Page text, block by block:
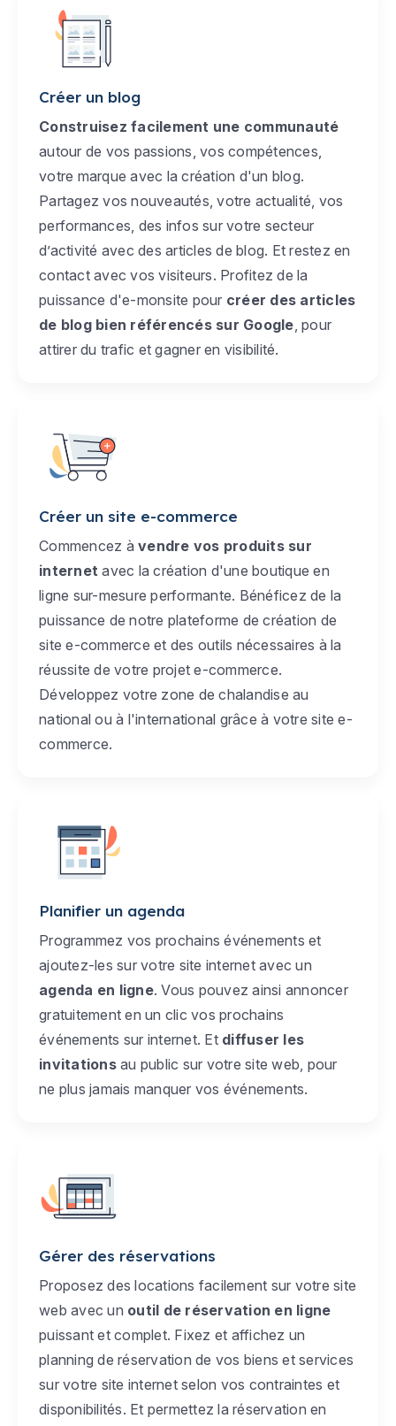
Créer un blog
Construisez facilement une communauté
autour de vos passions, vos compétences,
votre marque avec la création d'un blog.
Partagez vos nouveautés, votre actualité, vos
performances, des infos sur votre secteur
d’activité avec des articles de blog. Et restez en
contact avec vos visiteurs. Profitez de la
puissance d'e-monsite pour créer des articles
de blog bien référencés sur Google , pour
attirer du trafic et gagner en visibilité.
Créer un site e-commerce
Commencez à vendre vos produits sur
internet avec la création d'une boutique en
ligne sur-mesure performante. Bénéficez de la
puissance de notre plateforme de création de
site e-commerce et des outils nécessaires à la
réussite de votre projet e-commerce.
Développez votre zone de chalandise au
national ou à l'international grâce à votre site e-
commerce.
Planifier un agenda
Programmez vos prochains événements et
ajoutez-les sur votre site internet avec un
agenda en ligne. Vous pouvez ainsi annoncer
gratuitement en un clic vos prochains
événements sur internet. Et diffuser les
invitationsau public sur votre site web, pour
ne plus jamais manquer vos événements.
Gérer des réservations
Proposez des locations facilement sur votre site
web avec un outil de réservation en ligne
puissant et complet. Fixez et affichez un
planning de réservation de vos biens et services
sur votre site internet selon vos contraintes et
disponibilités. Et permettez la réservation en